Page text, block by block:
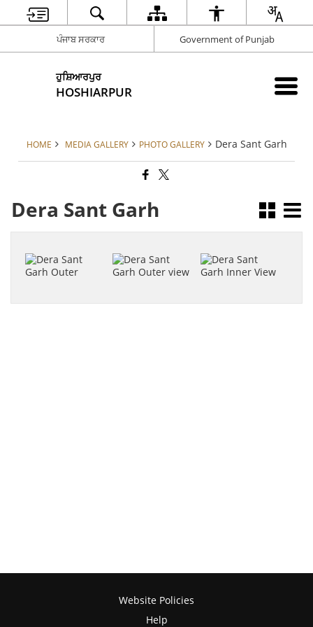
ਪੰਜਾਬ ਸਰਕਾਰ Government of Punjab
ਹੁਸ਼ਿਆਰਪੁਰ
HOSHIARPUR
HOME MEDIA GALLERY PHOTO GALLERY Dera Sant Garh
Dera Sant Garh
Website Policies
Help